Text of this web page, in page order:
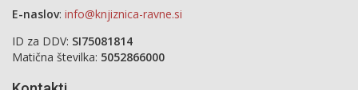
E-naslov: info@knjiznica-ravne.si
ID za DDV: SI75081814
Matična številka: 5052866000